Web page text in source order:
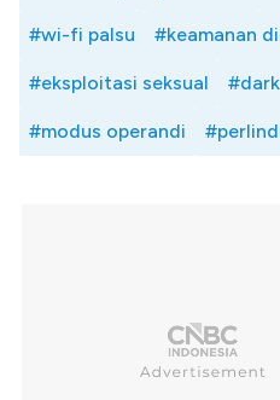
#wi-fi palsu #keamanan
#eksploitasi seksual
#modus operandi